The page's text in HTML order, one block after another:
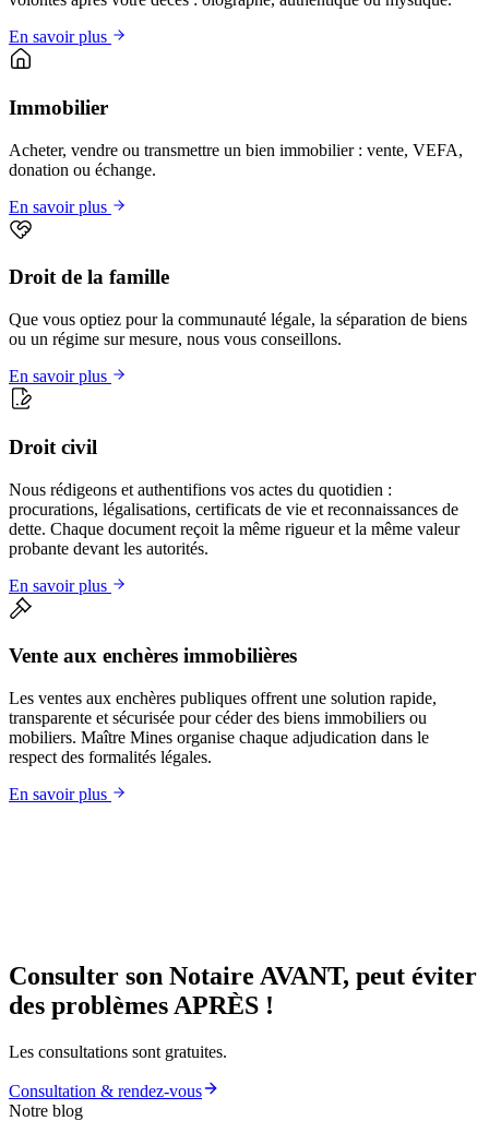
En savoir plus
Immobilier
Acheter, vendre ou transmettre un bien immobilier : vente, VEFA,
donation ou échange.
En savoir plus
Droit de la famille
Que vous optiez pour la communauté légale, la séparation de biens
ou un régime sur mesure, nous vous conseillons.
En savoir plus
Droit civil
Nous rédigeons et authentifions vos actes du quotidien :
procurations, légalisations, certificats de vie et reconnaissances de
dette. Chaque document reçoit la même rigueur et la même valeur
probante devant les autorités.
En savoir plus
Vente aux enchères immobilières
Les ventes aux enchères publiques offrent une solution rapide,
transparente et sécurisée pour céder des biens immobiliers ou
mobiliers. Maître Mines organise chaque adjudication dans le
respect des formalités légales.
En savoir plus
Consulter son Notaire AVANT, peut éviter
des problèmes APRÈS !
Les consultations sont gratuites.
Consultation & rendez-vous
Notre blog